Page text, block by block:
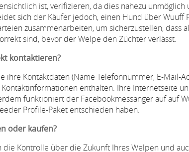
ist, verifizieren, da dies nahezu
sich der Käufer jedoch, einen Hund über Wuuff
zusammenarbeiten, um sicherzustellen, dass
sind, bevor der Welpe den Züchter verlässt.
kontaktieren?
ihre Kontaktdaten (Name Telefonnummer, E-Mail-
enthalten. Ihre Internetseite
funktioniert der Facebookmessanger auf auf
Profile-Paket entschieden haben.
oder kaufen?
die Kontrolle über die Zukunft Ihres Welpen und